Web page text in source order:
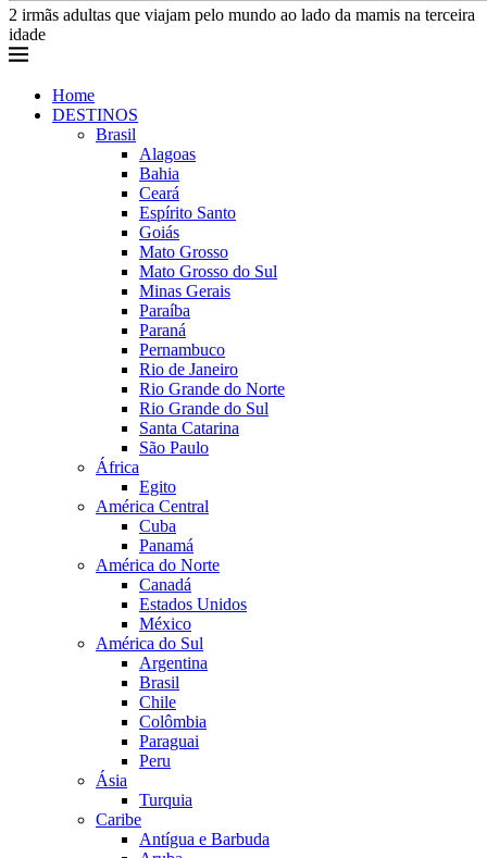
2 irmãs adultas que viajam pelo mundo ao lado da mamis na terceira
idade
Home
DESTINOS
Brasil
Alagoas
Bahia
Ceará
Espírito Santo
Goiás
Mato Grosso
Mato Grosso do Sul
Minas Gerais
Paraíba
Paraná
Pernambuco
Rio de Janeiro
Rio Grande do Norte
Rio Grande do Sul
Santa Catarina
São Paulo
África
Egito
América Central
Cuba
Panamá
América do Norte
Canadá
Estados Unidos
México
América do Sul
Argentina
Brasil
Chile
Colômbia
Paraguai
Peru
Ásia
Turquia
Caribe
Antígua e Barbuda